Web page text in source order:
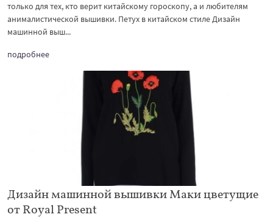
только для тех, кто верит китайскому гороскопу, а и любителям
анималистической вышивки. Петух в китайском стиле Дизайн
машинной выш...
подробнее
Дизайн машинной вышивки Маки цветущие
от Royal Present